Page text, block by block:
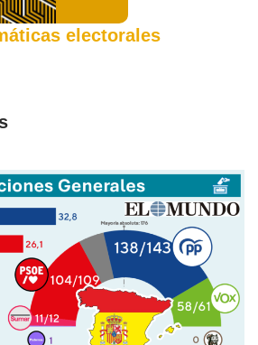
electorales